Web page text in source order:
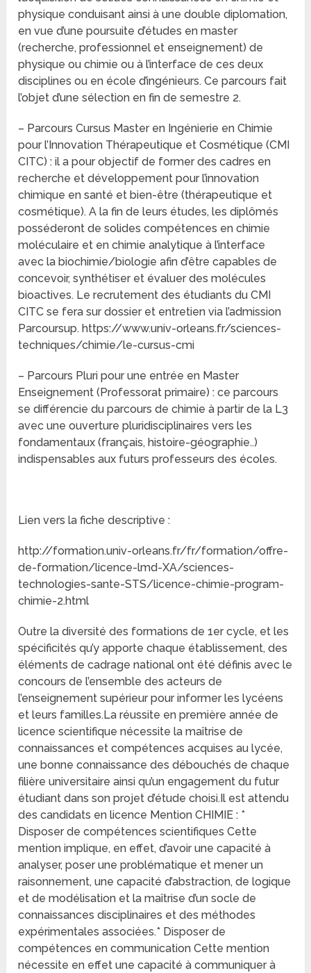
physique conduisant ainsi à une double diplomation,
en vue d’une poursuite d’études en master
(recherche, professionnel et enseignement) de
physique ou chimie ou à l’interface de ces deux
disciplines ou en école d’ingénieurs. Ce parcours fait
l’objet d’une sélection en fin de semestre 2.
– Parcours Cursus Master en Ingénierie en Chimie
pour l’Innovation Thérapeutique et Cosmétique (CMI
CITC) : il a pour objectif de former des cadres en
recherche et développement pour l’innovation
chimique en santé et bien-être (thérapeutique et
cosmétique). A la fin de leurs études, les diplômés
posséderont de solides compétences en chimie
moléculaire et en chimie analytique à l’interface
avec la biochimie/biologie afin d’être capables de
concevoir, synthétiser et évaluer des molécules
bioactives. Le recrutement des étudiants du CMI
CITC se fera sur dossier et entretien via l’admission
Parcoursup. https://www.univ-orleans.fr/sciences-
techniques/chimie/le-cursus-cmi
– Parcours Pluri pour une entrée en Master
Enseignement (Professorat primaire) : ce parcours
se différencie du parcours de chimie à partir de la L3
avec une ouverture pluridisciplinaires vers les
fondamentaux (français, histoire-géographie..)
indispensables aux futurs professeurs des écoles.
Lien vers la fiche descriptive :
http://formation.univ-orleans.fr/fr/formation/offre-
de-formation/licence-lmd-XA/sciences-
technologies-sante-STS/licence-chimie-program-
chimie-2.html
Outre la diversité des formations de 1er cycle, et les
spécificités qu’y apporte chaque établissement, des
éléments de cadrage national ont été définis avec le
concours de l’ensemble des acteurs de
l’enseignement supérieur pour informer les lycéens
et leurs familles.La réussite en première année de
licence scientifique nécessite la maîtrise de
connaissances et compétences acquises au lycée,
une bonne connaissance des débouchés de chaque
filière universitaire ainsi qu’un engagement du futur
étudiant dans son projet d’étude choisi.Il est attendu
des candidats en licence Mention CHIMIE : *
Disposer de compétences scientifiques Cette
mention implique, en effet, d’avoir une capacité à
analyser, poser une problématique et mener un
raisonnement, une capacité d’abstraction, de logique
et de modélisation et la maîtrise d’un socle de
connaissances disciplinaires et des méthodes
expérimentales associées.* Disposer de
compétences en communication Cette mention
nécessite en effet une capacité à communiquer à